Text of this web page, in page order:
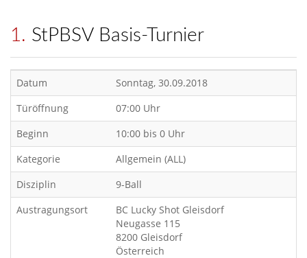
1. StPBSV Basis-Turnier
Datum
Sonntag, 30.09.2018
Türöffnung
07:00 Uhr
Beginn
10:00 bis 0 Uhr
Kategorie
Allgemein (ALL)
Disziplin
9-Ball
Austragungsort
BC Lucky Shot Gleisdorf
Neugasse 115
8200 Gleisdorf
Österreich